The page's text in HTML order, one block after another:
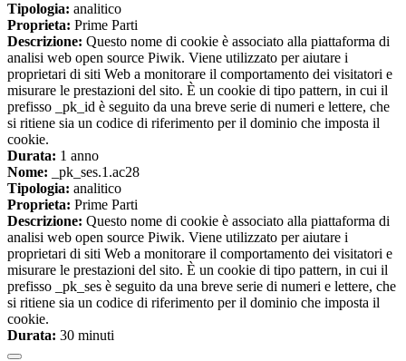
Tipologia: analitico
Proprieta: Prime Parti
Descrizione: Questo nome di cookie è associato alla piattaforma di
analisi web open source Piwik. Viene utilizzato per aiutare i
proprietari di siti Web a monitorare il comportamento dei visitatori e
misurare le prestazioni del sito. È un cookie di tipo pattern, in cui il
prefisso _pk_id è seguito da una breve serie di numeri e lettere, che
si ritiene sia un codice di riferimento per il dominio che imposta il
cookie.
Durata: 1 anno
Nome: _pk_ses.1.ac28
Tipologia: analitico
Proprieta: Prime Parti
Descrizione: Questo nome di cookie è associato alla piattaforma di
analisi web open source Piwik. Viene utilizzato per aiutare i
proprietari di siti Web a monitorare il comportamento dei visitatori e
misurare le prestazioni del sito. È un cookie di tipo pattern, in cui il
prefisso _pk_ses è seguito da una breve serie di numeri e lettere, che
si ritiene sia un codice di riferimento per il dominio che imposta il
cookie.
Durata: 30 minuti